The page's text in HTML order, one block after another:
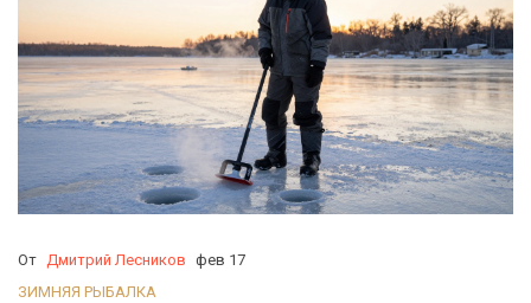
От Дмитрий Лесников фев 17
ЗИМНЯЯ РЫБАЛКА